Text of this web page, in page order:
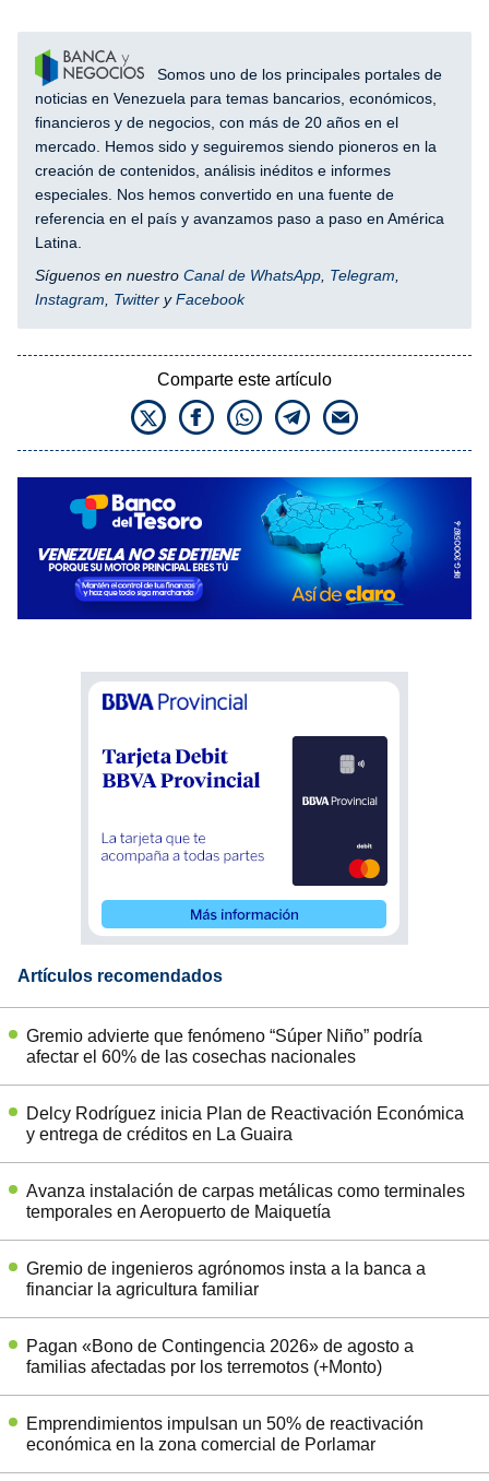
Somos uno de los principales portales de
noticias en Venezuela para temas bancarios, económicos,
financieros y de negocios, con más de 20 años en el
mercado. Hemos sido y seguiremos siendo pioneros en la
creación de contenidos, análisis inéditos e informes
especiales. Nos hemos convertido en una fuente de
referencia en el país y avanzamos paso a paso en América
Latina.
Síguenos en nuestro Canal de WhatsApp Telegram
Instagram
Twitter yFacebook
Comparte este artículo
Artículos recomendados
Gremio advierte que fenómeno “Súper Niño” podría
afectar el 60% de las cosechas nacionales
Delcy Rodríguez inicia Plan de Reactivación Económica
y entrega de créditos en La Guaira
Avanza instalación de carpas metálicas como terminales
temporales en Aeropuerto de Maiquetía
Gremio de ingenieros agrónomos insta a la banca a
financiar la agricultura familiar
Pagan «Bono de Contingencia 2026» de agosto a
familias afectadas por los terremotos (+Monto)
Emprendimientos impulsan un 50% de reactivación
económica en la zona comercial de Porlamar